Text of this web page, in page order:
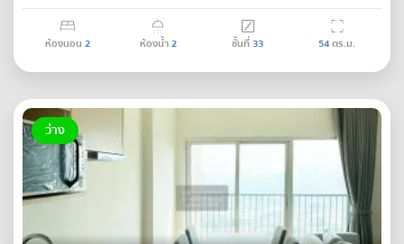
ห้องนอน 2 ห้องน้ำ2 ชั้นที่33 54ตร.ม.
ว่าง